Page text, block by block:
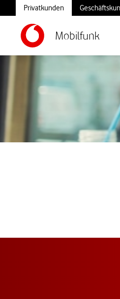
Privatkunden
Mobilfunk